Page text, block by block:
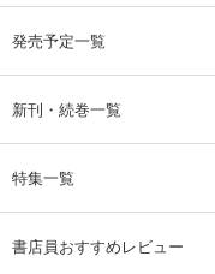
発売予定一覧
新刊・続巻一覧
特集一覧
書店員おすすめレビュー